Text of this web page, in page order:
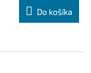
Do košíka